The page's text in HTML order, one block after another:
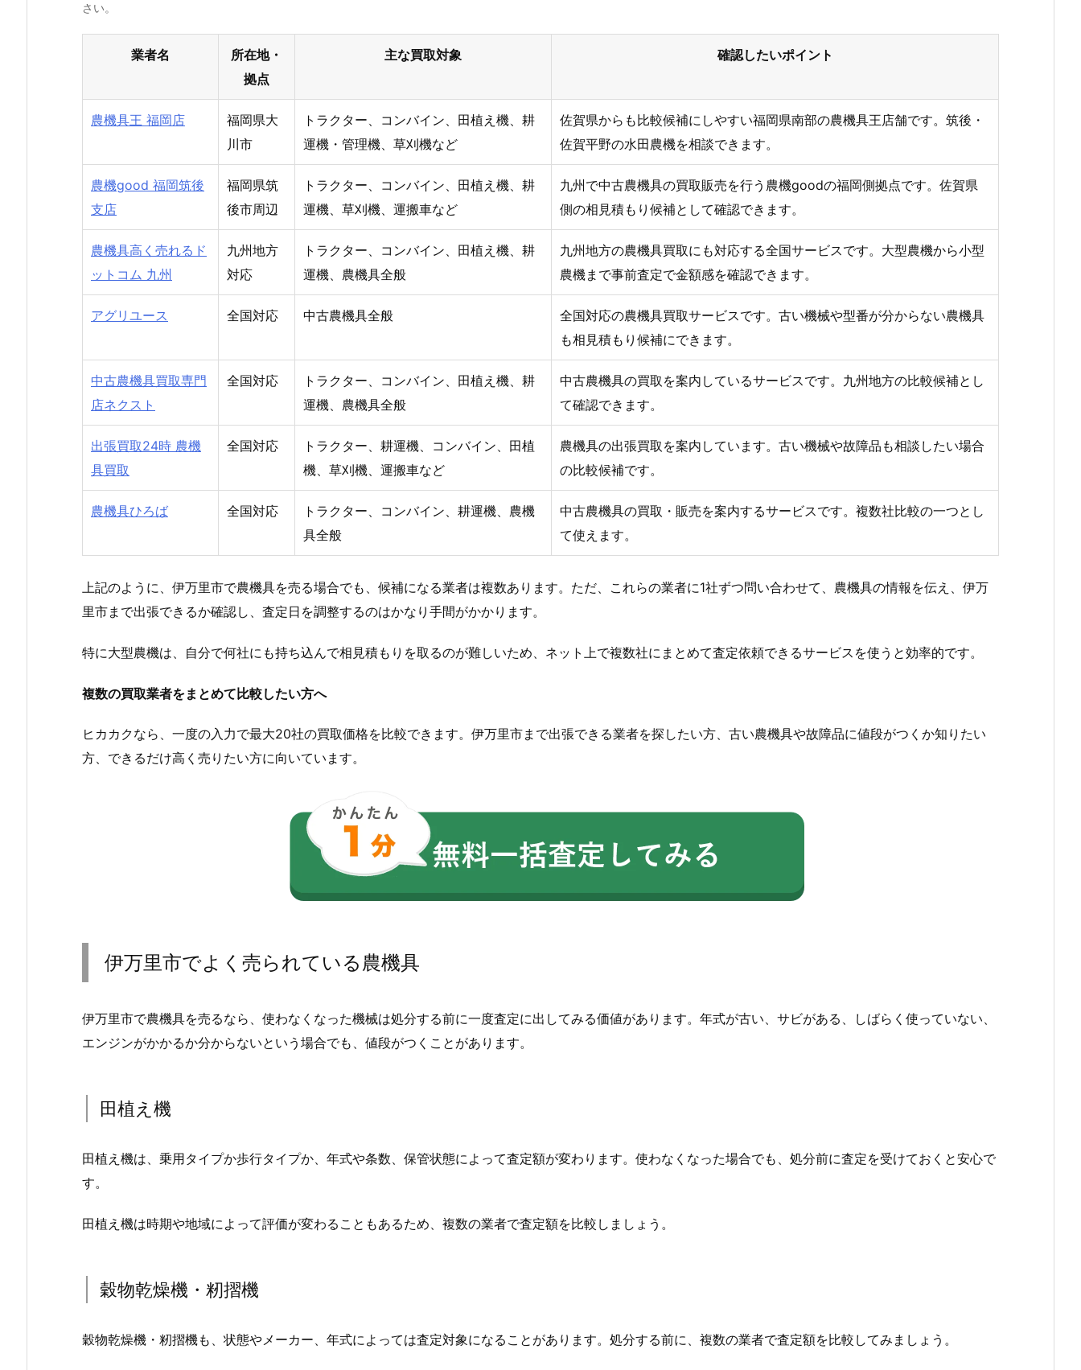
さい。
業者名
所在地・
拠点
主な買取対象 確認したいポイント
農機具王 福岡店
福岡県大
川市
トラクター、コンバイン、田植え機、耕
運機・管理機、草刈機など
佐賀県からも比較候補にしやすい福岡県南部の農機具王店舗です。筑後・
佐賀平野の水田農機を相談できます。
農機good 福岡筑後
支店
福岡県筑
後市周辺
トラクター、コンバイン、田植え機、耕
運機、草刈機、運搬車など
九州で中古農機具の買取販売を行う農機goodの福岡側拠点です。佐賀県
側の相見積もり候補として確認できます。
農機具高く売れるド
ットコム 九州
九州地方
対応
トラクター、コンバイン、田植え機、耕
運機、農機具全般
九州地方の農機具買取にも対応する全国サービスです。大型農機から小型
農機まで事前査定で金額感を確認できます。
アグリユース 全国対応 中古農機具全般
全国対応の農機具買取サービスです。古い機械や型番が分からない農機具
も相見積もり候補にできます。
中古農機具買取専門
店ネクスト
全国対応
トラクター、コンバイン、田植え機、耕
運機、農機具全般
中古農機具の買取を案内しているサービスです。九州地方の比較候補とし
て確認できます。
出張買取24時 農機
具買取
全国対応
トラクター、耕運機、コンバイン、田植
機、草刈機、運搬車など
農機具の出張買取を案内しています。古い機械や故障品も相談したい場合
の比較候補です。
農機具ひろば 全国対応
トラクター、コンバイン、耕運機、農機
具全般
中古農機具の買取・販売を案内するサービスです。複数社比較の一つとし
て使えます。
上記のように、伊万里市で農機具を売る場合でも、候補になる業者は複数あります。ただ、これらの業者に1社ずつ問い合わせて、農機具の情報を伝え、伊万
里市まで出張できるか確認し、査定日を調整するのはかなり手間がかかります。
特に大型農機は、自分で何社にも持ち込んで相見積もりを取るのが難しいため、ネット上で複数社にまとめて査定依頼できるサービスを使うと効率的です。
複数の買取業者をまとめて比較したい方へ
ヒカカクなら、一度の入力で最大20社の買取価格を比較できます。伊万里市まで出張できる業者を探したい方、古い農機具や故障品に値段がつくか知りたい
方、できるだけ高く売りたい方に向いています。
伊万里市でよく売られている農機具
伊万里市で農機具を売るなら、使わなくなった機械は処分する前に一度査定に出してみる価値があります。年式が古い、サビがある、しばらく使っていない、
エンジンがかかるか分からないという場合でも、値段がつくことがあります。
田植え機
田植え機は、乗用タイプか歩行タイプか、年式や条数、保管状態によって査定額が変わります。使わなくなった場合でも、処分前に査定を受けておくと安心で
す。
田植え機は時期や地域によって評価が変わることもあるため、複数の業者で査定額を比較しましょう。
穀物乾燥機・籾摺機
穀物乾燥機・籾摺機も、状態やメーカー、年式によっては査定対象になることがあります。処分する前に、複数の業者で査定額を比較してみましょう。